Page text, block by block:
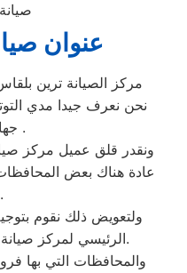
عنوان
مركز الصيانة ترين
نحن نعرف جيدا مدي
جهازنا المنزلي .
عادة هناك بعض
الانشاء .
ولتعويض ذلك نقوم
الرئيسي لمركز صيانة ترين بلقاس‏ لتلك المحافظات.
والمحافظات التي بها